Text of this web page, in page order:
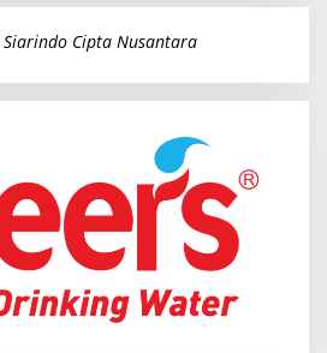
Siarindo Cipta Nusantara